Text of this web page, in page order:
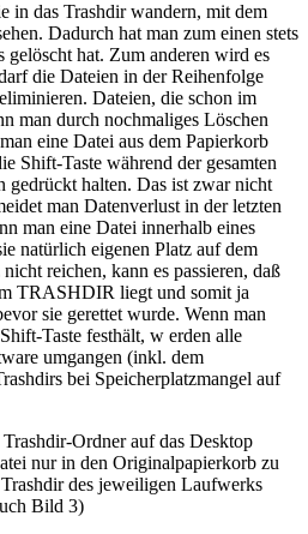
in das Trashdir wandern, mit dem
Dadurch hat man zum einen stets
hat. Zum anderen wird es
die Dateien in der Reihenfolge
Dateien, die schon im
man durch nochmaliges Löschen
eine Datei aus dem Papierkorb
Shift-Taste während der gesamten
halten. Das ist zwar nicht
man Datenverlust in der letzten
man eine Datei innerhalb eines
natürlich eigenen Platz auf dem
reichen, kann es passieren, daß
TRASHDIR liegt und somit ja
sie gerettet wurde. Wenn man
Taste festhält, w erden alle
umgangen (inkl. dem
bei Speicherplatzmangel auf
Ordner auf das Desktop
nur in den Originalpapierkorb zu
des jeweiligen Laufwerks
Bild 3)